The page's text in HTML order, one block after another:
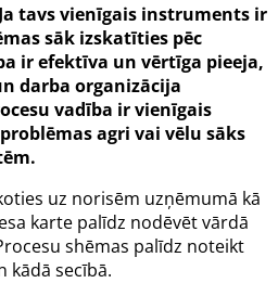
tavs vienīgais instruments ir
sāk izskatīties pēc
ir efektīva un vērtīga pieeja,
darba organizācija
vadība ir vienīgais
agri vai vēlu sāks
uz norisēm uzņēmumā kā
karte palīdz nodēvēt vārdā
shēmas palīdz noteikt
kādā secībā.